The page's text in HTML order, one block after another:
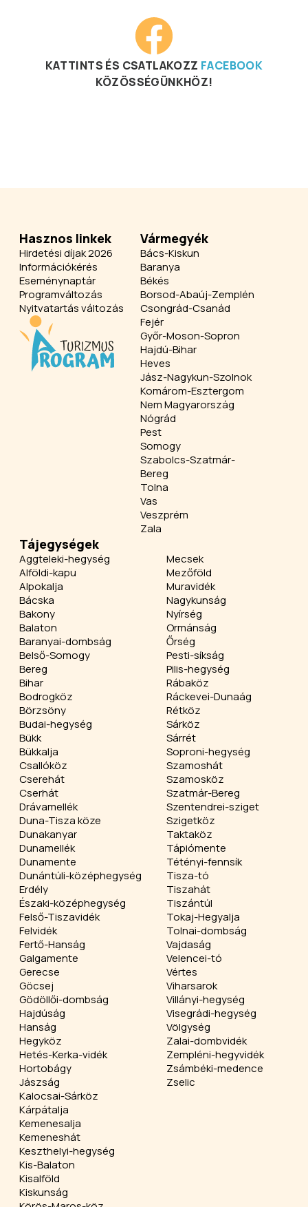
KATTINTS ÉS CSATLAKOZZ FACEBOOK
KÖZÖSSÉGÜNKHÖZ!
Hasznos linkek
Hirdetési díjak 2026
Információkérés
Eseménynaptár
Programváltozás
Nyitvatartás változás
Vármegyék
Bács-Kiskun
Baranya
Békés
Borsod-Abaúj-Zemplén
Csongrád-Csanád
Fejér
Győr-Moson-Sopron
Hajdú-Bihar
Heves
Jász-Nagykun-Szolnok
Komárom-Esztergom
Nem Magyarország
Nógrád
Pest
Somogy
Szabolcs-Szatmár-
Bereg
Tolna
Vas
Veszprém
Zala
Tájegységek
Aggteleki-hegység
Alföldi-kapu
Alpokalja
Bácska
Bakony
Balaton
Baranyai-dombság
Belső-Somogy
Bereg
Bihar
Bodrogköz
Börzsöny
Budai-hegység
Bükk
Bükkalja
Csallóköz
Cserehát
Cserhát
Drávamellék
Duna-Tisza köze
Dunakanyar
Dunamellék
Dunamente
Dunántúli-középhegység
Erdély
Északi-középhegység
Felső-Tiszavidék
Felvidék
Fertő-Hanság
Galgamente
Gerecse
Göcsej
Gödöllői-dombság
Hajdúság
Hanság
Hegyköz
Hetés-Kerka-vidék
Hortobágy
Jászság
Kalocsai-Sárköz
Kárpátalja
Kemenesalja
Kemeneshát
Keszthelyi-hegység
Kis-Balaton
Kisalföld
Kiskunság
Mecsek
Mezőföld
Muravidék
Nagykunság
Nyírség
Ormánság
Őrség
Pesti-síkság
Pilis-hegység
Rábaköz
Ráckevei-Dunaág
Rétköz
Sárköz
Sárrét
Soproni-hegység
Szamoshát
Szamosköz
Szatmár-Bereg
Szentendrei-sziget
Szigetköz
Taktaköz
Tápiómente
Tétényi-fennsík
Tisza-tó
Tiszahát
Tiszántúl
Tokaj-Hegyalja
Tolnai-dombság
Vajdaság
Velencei-tó
Vértes
Viharsarok
Villányi-hegység
Visegrádi-hegység
Völgység
Zalai-dombvidék
Zempléni-hegyvidék
Zsámbéki-medence
Zselic